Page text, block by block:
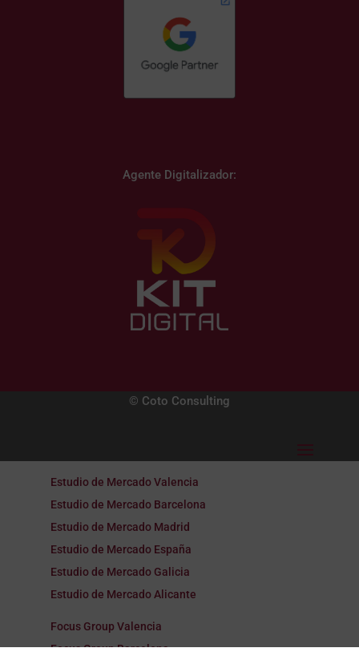
Agente Digitalizador:
© Coto Consulting
Estudio de Mercado Valencia
Estudio de Mercado Barcelona
Estudio de Mercado Madrid
Estudio de Mercado España
Estudio de Mercado Galicia
Estudio de Mercado Alicante
Focus Group Valencia
Focus Group Barcelona